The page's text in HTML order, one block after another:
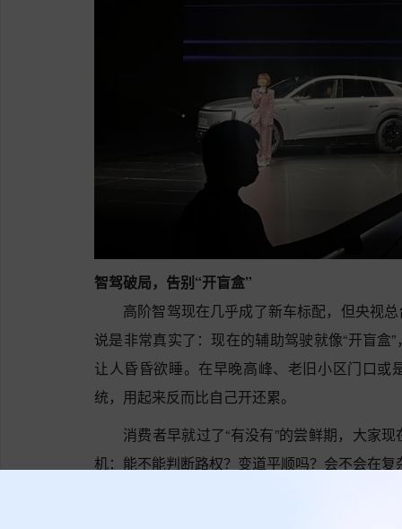
智驾破局，告别“开盲盒”
高阶智驾现在几乎成了新车标配，但央视
说是非常真实了：现在的辅助驾驶就像“开盲盒
让人昏昏欲睡。在早晚高峰、老旧小区门口
统，用起来反而比自己开还累。
消费者早就过了“有没有”的尝鲜期，大家
机：能不能判断路权？变道平顺吗？会不会在